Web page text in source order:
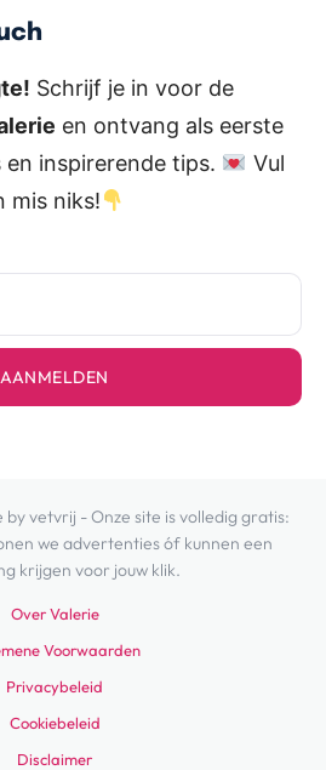
Schrijf je in voor de
en ontvang als eerste
en inspirerende tips.
Vul
mis niks!
AANMELDEN
vetvrij - Onze site is volledig gratis:
we advertenties óf kunnen een
krijgen voor jouw klik.
Over Valerie
Voorwaarden
Privacybeleid
Cookiebeleid
Disclaimer